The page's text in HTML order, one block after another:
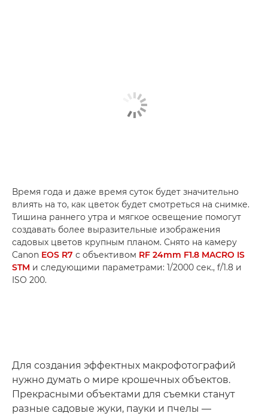
Время года и даже время суток будет значительно
влиять на то, как цветок будет смотреться на снимке.
Тишина раннего утра и мягкое освещение помогут
создавать более выразительные изображения
садовых цветов крупным планом. Снято на камеру
Canon EOS R7 с объективом RF 24mm F1.8 MACRO IS
STM и следующими параметрами: 1/2000 сек., f/1.8 и
ISO 200.
Для создания эффектных макрофотографий
нужно думать о мире крошечных объектов.
Прекрасными объектами для съемки станут
разные садовые жуки, пауки и пчелы —